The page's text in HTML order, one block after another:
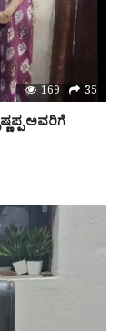
169 35
ಅವರಿಗೆ